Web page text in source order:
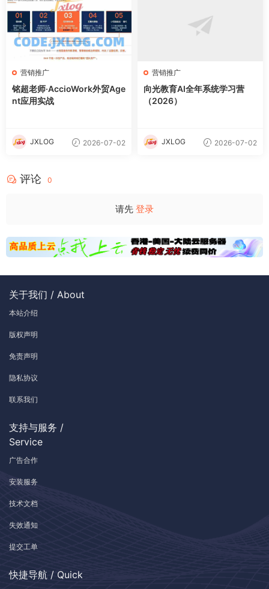
营销推广
铭超老师·AccioWork外贸Age
nt应用实战
JXLOG 2026-07-02
营销推广
向光教育AI全年系统学习营
（2026）
JXLOG 2026-07-02
评论 0
请先 登录
关于我们 / About
本站介绍
版权声明
免责声明
隐私协议
联系我们
支持与服务 /
Service
广告合作
安装服务
技术文档
失效通知
提交工单
快捷导航 / Quick